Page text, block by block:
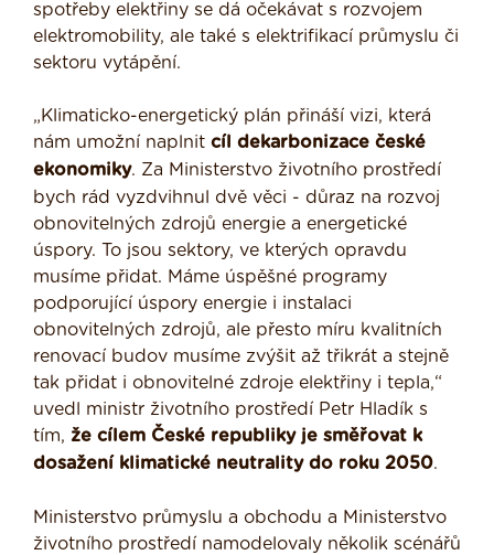
spotřeby elektřiny se dá očekávat s rozvojem
elektromobility, ale také s elektrifikací průmyslu či
sektoru vytápění.
„Klimaticko-energetický plán přináší vizi, která
nám umožní naplnit cíl dekarbonizace české
ekonomiky. Za Ministerstvo životního prostředí
bych rád vyzdvihnul dvě věci - důraz na rozvoj
obnovitelných zdrojů energie a energetické
úspory. To jsou sektory, ve kterých opravdu
musíme přidat. Máme úspěšné programy
podporující úspory energie i instalaci
obnovitelných zdrojů, ale přesto míru kvalitních
renovací budov musíme zvýšit až třikrát a stejně
tak přidat i obnovitelné zdroje elektřiny i tepla,“
uvedl ministr životního prostředí Petr Hladík s
tím, že cílem České republiky je směřovat k
dosažení klimatické neutrality do roku 2050.
Ministerstvo průmyslu a obchodu a Ministerstvo
životního prostředí namodelovaly několik scénářů